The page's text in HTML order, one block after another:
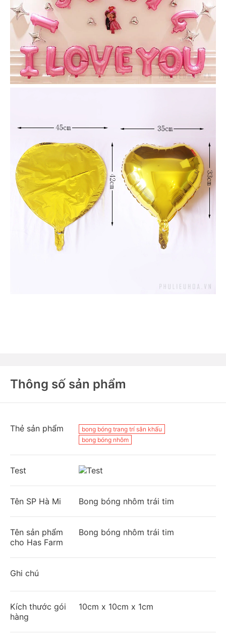
Thông số sản phẩm
Thẻ sản phẩm
bong bóng trang trí sân khấu
bong bóng nhôm
Test
Tên SP Hà Mi Bong bóng nhôm trái tim
Tên sản phẩm
cho Has Farm
Bong bóng nhôm trái tim
Ghi chú
Kích thước gói
hàng
10cm x 10cm x 1cm